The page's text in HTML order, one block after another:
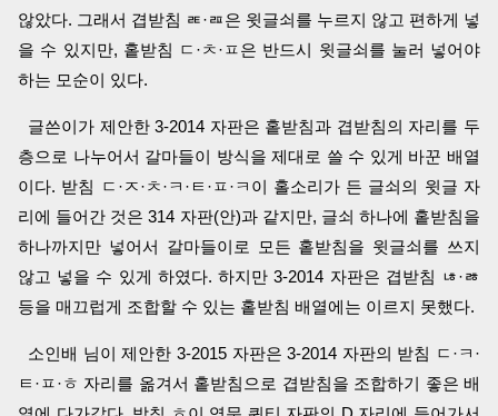
않았다. 그래서 겹받침 ㄾ·ㄿ은 윗글쇠를 누르지 않고 편하게 넣
을 수 있지만, 홑받침 ㄷ·ㅊ·ㅍ은 반드시 윗글쇠를 눌러 넣어야
하는 모순이 있다.
글쓴이가 제안한 3-2014 자판은 홑받침과 겹받침의 자리를 두
층으로 나누어서 갈마들이 방식을 제대로 쓸 수 있게 바꾼 배열
이다. 받침 ㄷ·ㅈ·ㅊ·ㅋ·ㅌ·ㅍ·ㅋ이 홀소리가 든 글쇠의 윗글 자
리에 들어간 것은 314 자판(안)과 같지만, 글쇠 하나에 홑받침을
하나까지만 넣어서 갈마들이로 모든 홑받침을 윗글쇠를 쓰지
않고 넣을 수 있게 하였다. 하지만 3-2014 자판은 겹받침 ㄶ·ㅀ
등을 매끄럽게 조합할 수 있는 홑받침 배열에는 이르지 못했다.
소인배 님이 제안한 3-2015 자판은 3-2014 자판의 받침 ㄷ·ㅋ·
ㅌ·ㅍ·ㅎ 자리를 옮겨서 홑받침으로 겹받침을 조합하기 좋은 배